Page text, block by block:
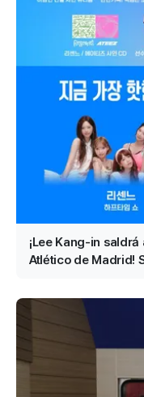
¡Lee Kang-in
Atlético de Madrid!